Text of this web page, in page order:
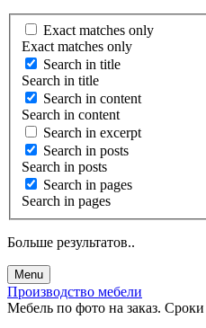
Exact matches only
Exact matches only
Search in title
Search in title
Search in content
Search in content
Search in excerpt
Search in posts
Search in posts
Search in pages
Search in pages
Больше результатов..
Menu
Производство мебели
Мебель по фото на заказ.